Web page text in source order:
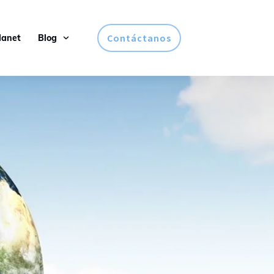
Blog Contáctanos